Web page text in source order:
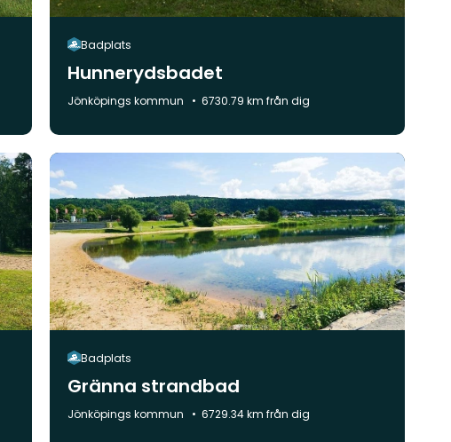
Badplats
Hunnerydsbadet
Kommun:
Jönköpings kommun 6730.79 km från dig
Badplats
Gränna strandbad
Kommun:
Jönköpings kommun 6729.34 km från dig